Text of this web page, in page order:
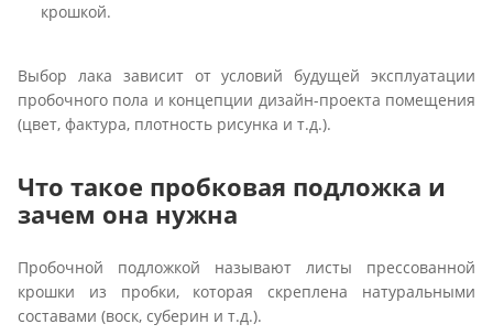
крошкой.
Выбор лака зависит от условий будущей эксплуатации
пробочного пола и концепции дизайн-проекта помещения
(цвет, фактура, плотность рисунка и т.д.).
Что такое пробковая подложка и
зачем она нужна
Пробочной подложкой называют листы прессованной
крошки из пробки, которая скреплена натуральными
составами (воск, суберин и т.д.).